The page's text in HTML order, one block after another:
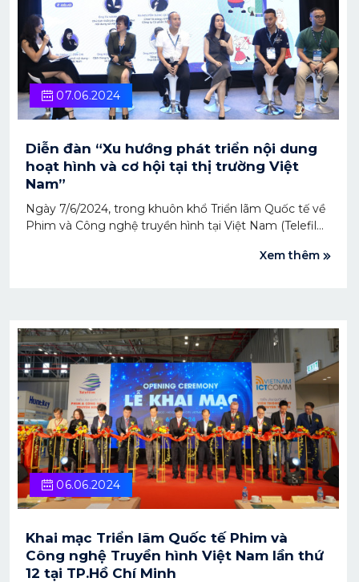
07.06.2024
Diễn đàn “Xu hướng phát triển nội dung
hoạt hình và cơ hội tại thị trường Việt
Nam”
Ngày 7/6/2024, trong khuôn khổ Triển lãm Quốc tế về
Phim và Công nghệ truyền hình tại Việt Nam (Telefilm
(DCCA) đã phối hợp tổ chức Diễn đàn “Xu hướng phát
Xem thêm
06.06.2024
Khai mạc Triển lãm Quốc tế Phim và
Công nghệ Truyền hình Việt Nam lần thứ
12 tại TP.Hồ Chí Minh